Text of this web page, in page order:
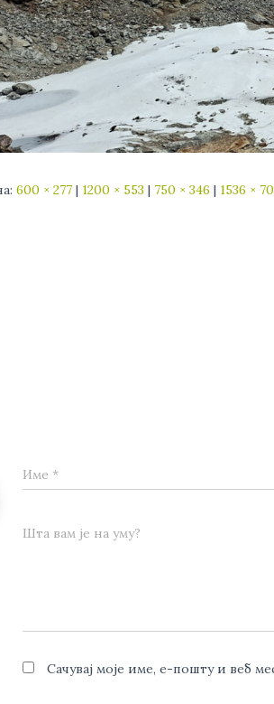
600 × 277 | 1200 × 553 | 750 × 346 | 1536 ×
Име *
Шта вам је на уму?
Сачувај моје име, е-пошту и веб